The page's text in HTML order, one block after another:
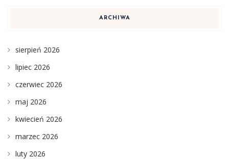
ARCHIWA
sierpień 2026
lipiec 2026
czerwiec 2026
maj 2026
kwiecień 2026
marzec 2026
luty 2026